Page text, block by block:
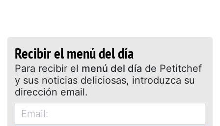
Recibir el menú del día
Para recibir el menú del día de Petitchef
y sus noticias deliciosas, introduzca su
dirección email.